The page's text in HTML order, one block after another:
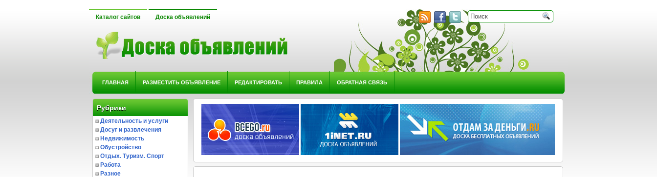
Каталог сайтов Доска объявлений
ГЛАВНАЯ РАЗМЕСТИТЬ ОБЪЯВЛЕНИЕ РЕДАКТИРОВАТЬ ПРАВИЛА ОБРАТНАЯ СВЯЗЬ
Рубрики
Деятельность и услуги
Досуг и развлечения
Недвижимость
Обустройство
Отдых. Туризм. Спорт
Работа
Разное